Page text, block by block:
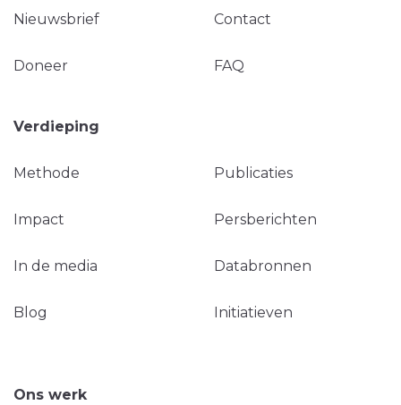
Nieuwsbrief Contact
Doneer FAQ
Verdieping
Methode Publicaties
Impact Persberichten
In de media Databronnen
Blog Initiatieven
Ons werk